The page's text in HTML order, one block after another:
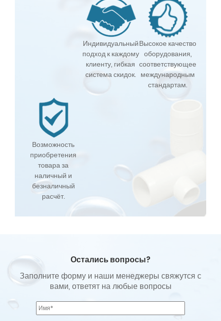
Индивидуальный
подход к каждому
клиенту, гибкая
система скидок.
Высокое качество
оборудования,
соответствующее
международным
стандартам.
Возможность
приобретения
товара за
наличный и
безналичный
расчёт.
Остались вопросы?
Заполните форму и наши менеджеры свяжутся с
вами, ответят на любые вопросы